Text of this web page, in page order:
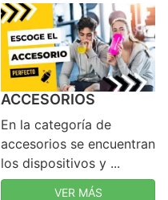
ACCESORIOS
En la categoría de
accesorios se encuentran
los dispositivos y ...
VER MÁS